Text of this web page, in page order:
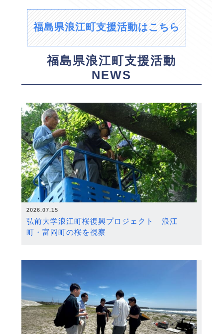
福島県浪江町支援活動はこちら
福島県浪江町支援活動
NEWS
2026.07.15
弘前大学浪江町桜復興プロジェクト 浪江
町・富岡町の桜を視察